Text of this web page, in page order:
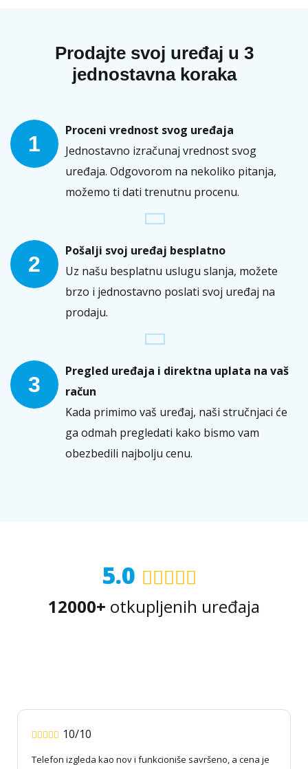
Prodajte svoj uređaj u 3
jednostavna koraka
1
Proceni vrednost svog uređaja
Jednostavno izračunaj vrednost svog
uređaja. Odgovorom na nekoliko pitanja,
možemo ti dati trenutnu procenu.
2
Pošalji svoj uređaj besplatno
Uz našu besplatnu uslugu slanja, možete
brzo i jednostavno poslati svoj uređaj na
prodaju.
3
Pregled uređaja i direktna uplata na vaš
račun
Kada primimo vaš uređaj, naši stručnjaci će
ga odmah pregledati kako bismo vam
obezbedili najbolju cenu.
5.0
12000+ otkupljenih uređaja
10/10
Telefon izgleda kao nov i funkcioniše savršeno, a cena je